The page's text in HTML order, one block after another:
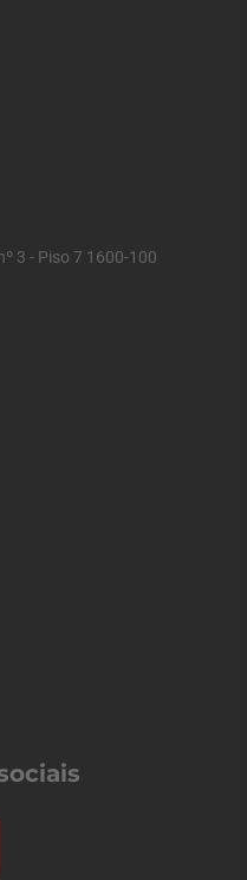
3 - Piso 7 1600-100